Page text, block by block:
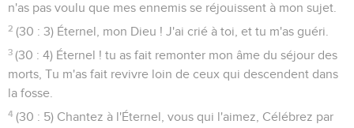
n'as pas voulu que mes ennemis se réjouissent à mon sujet.
2 (30 : 3) Éternel, mon Dieu ! J'ai crié à toi, et tu m'as guéri.
3 (30 : 4) Éternel ! tu as fait remonter mon âme du séjour des
morts, Tu m'as fait revivre loin de ceux qui descendent dans
la fosse.
4 (30 : 5) Chantez à l'Éternel, vous qui l'aimez, Célébrez par